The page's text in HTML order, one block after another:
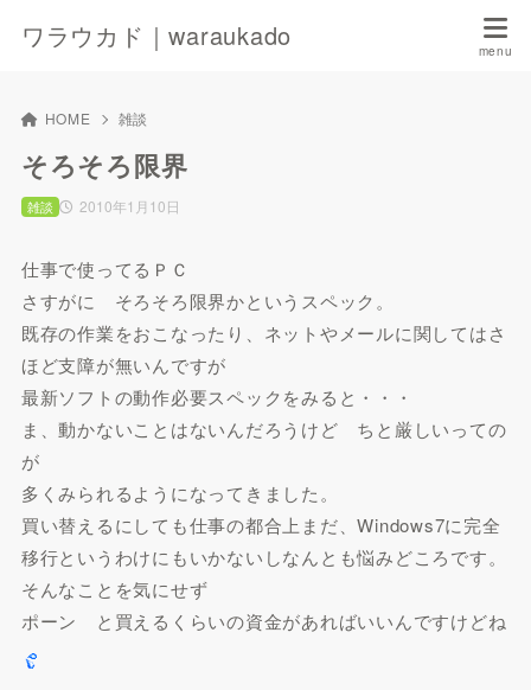
ワラウカド｜waraukado
HOME 雑談
そろそろ限界
2010年1月10日
雑談
仕事で使ってるＰＣ
さすがに そろそろ限界かというスペック。
既存の作業をおこなったり、ネットやメールに関してはさ
ほど支障が無いんですが
最新ソフトの動作必要スペックをみると・・・
ま、動かないことはないんだろうけど ちと厳しいっての
が
多くみられるようになってきました。
買い替えるにしても仕事の都合上まだ、Windows7に完全
移行というわけにもいかないしなんとも悩みどころです。
そんなことを気にせず
ポーン と買えるくらいの資金があればいいんですけどね